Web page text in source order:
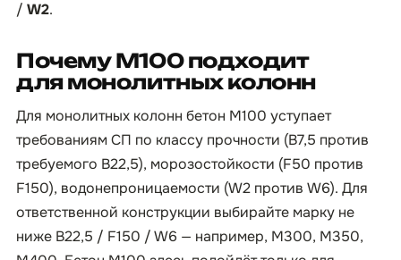
/ W2.
Почему М100 подходит
для монолитных колонн
Для монолитных колонн бетон М100 уступает
требованиям СП по классу прочности (B7,5 против
требуемого B22,5), морозостойкости (F50 против
F150), водонепроницаемости (W2 против W6). Для
ответственной конструкции выбирайте марку не
ниже B22,5 / F150 / W6 — например, М300, M350,